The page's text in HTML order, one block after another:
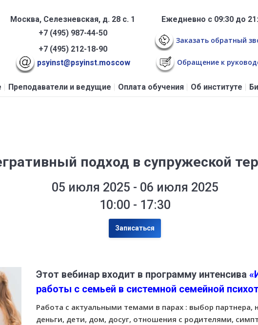
Москва, Селезневская, д. 28 с. 1
+7 (495) 987-44-50
+7 (495) 212-18-90
psyinst@psyinst.moscow
Ежедневно с 09:30 до
Заказать обратный
Обращение к
Преподаватели и ведущие Оплата обучения Об институте
подход в супружеской
05 июля 2025 - 06 июля 2025
10:00 - 17:30
Записаться
Этот вебинар входит в программу интенсива
работы с семьей в системной семейной
Работа с актуальными темами в парах : выбор
деньги, дети, дом, досуг, отношения с родителями,